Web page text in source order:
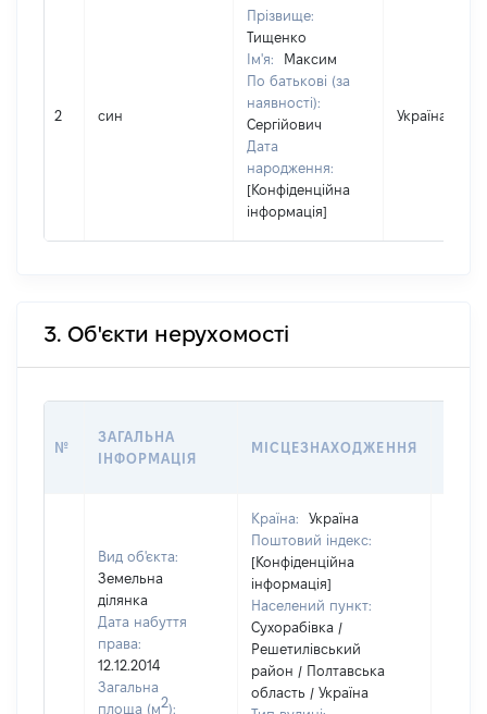
2 син
Прізвище:
Тищенко
Ім'я:
Максим
По батькові (за
наявності):
Сергійович
Дата
народження:
[Конфіденційна
інформація]
Україна
3. Об'єкти нерухомості
№
ЗАГАЛЬНА
ІНФОРМАЦІЯ
МІСЦЕЗНАХОДЖЕННЯ
Вид об'єкта:
Земельна
ділянка
Дата набуття
права:
12.12.2014
Загальна
площа (м2):
Країна:
Україна
Поштовий індекс:
[Конфіденційна
інформація]
Населений пункт:
Сухорабівка /
Решетилівський
район / Полтавська
область / Україна